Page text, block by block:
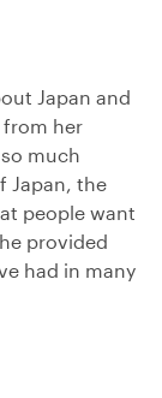
Japan and
from her
much
Japan, the
people want
provided
had in many